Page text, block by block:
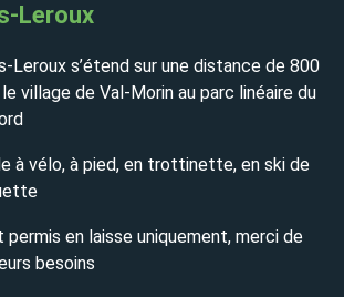
Leroux
Leroux s’étend sur une distance de 800
village de Val-Morin au parc linéaire du
à vélo, à pied, en trottinette, en ski de
permis en laisse uniquement, merci de
besoins